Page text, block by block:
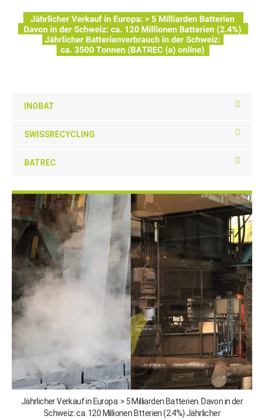
INOBAT
SWISSRECYCLING
BATREC
Jährlicher Verkauf in Europa: > 5 Milliarden Batterien. Davon in der
Schweiz: ca. 120 Millionen Btterien (2.4%) Jährlicher